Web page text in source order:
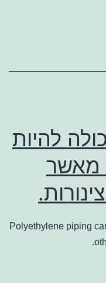
להיות
מאשר
Polyethylene piping